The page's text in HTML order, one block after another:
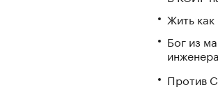
Жить как
Бог из
инженера
Против